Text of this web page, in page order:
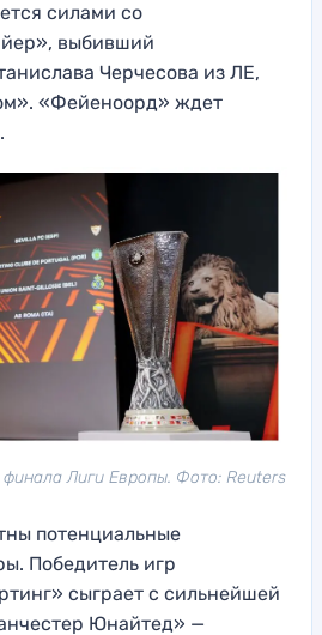
силами со
выбивший
Черчесова из ЛЕ,
«Фейеноорд» ждет
Лиги Европы. Фото: Reuters
потенциальные
Победитель игр
сыграет с сильнейшей
Юнайтед» —